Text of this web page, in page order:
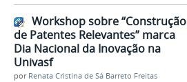
Workshop sobre “Construção
de Patentes Relevantes” marca
Dia Nacional da Inovação na
Univasf
por Renata Cristina de Sá Barreto Freitas